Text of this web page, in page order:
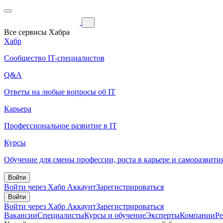
Все сервисы Хабра
Хабр
Сообщество IT-специалистов
Q&A
Ответы на любые вопросы об IT
Карьера
Профессиональное развитие в IT
Курсы
Обучение для смены профессии, роста в карьере и
Войти
Войти через Хабр АккаунтЗарегистрироваться
Войти
Войти через Хабр АккаунтЗарегистрироваться
ВакансииСпециалистыКурсы и обучениеЭкспертыКомпании